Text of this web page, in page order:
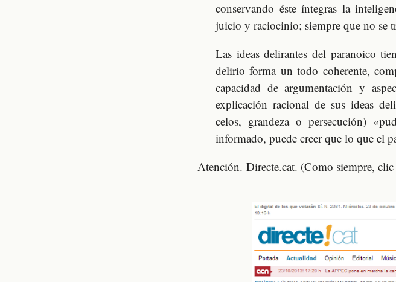
conservando éste íntegras la
juicio y raciocinio; siempre que no se
Las ideas delirantes del paranoico
delirio forma un todo coherente,
capacidad de argumentación y
explicación racional de sus ideas
celos, grandeza o persecución)
informado, puede creer que lo que el
Atención. Directe.cat. (Como siempre,